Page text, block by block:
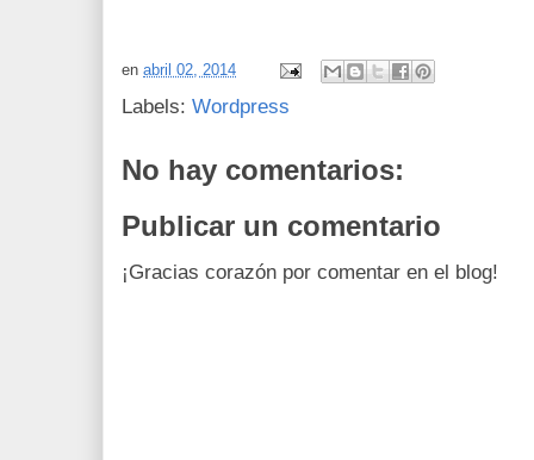
en abril 02, 2014
Labels: Wordpress
No hay comentarios:
Publicar un comentario
¡Gracias corazón por comentar en el blog!